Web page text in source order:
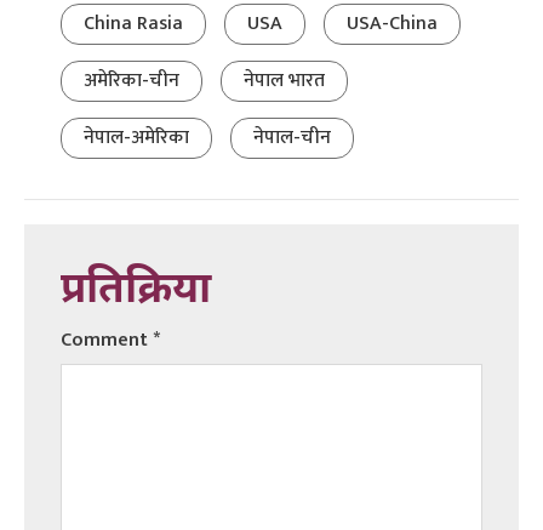
China Rasia
USA
USA-China
अमेरिका-चीन
नेपाल भारत
नेपाल-अमेरिका
नेपाल-चीन
प्रतिक्रिया
Comment*